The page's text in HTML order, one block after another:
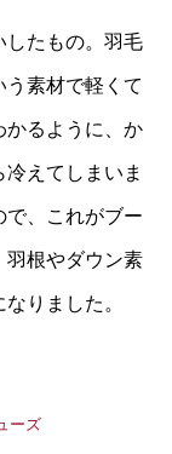
したもの。羽毛
素材で軽くて
かるように、か
えてしまいま
で、これがブー
羽根やダウン素
りました。